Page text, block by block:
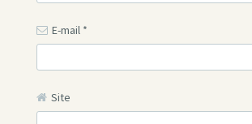
E-mail *
Site